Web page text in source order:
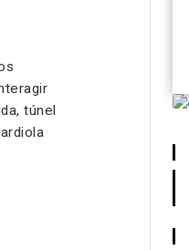
túnel